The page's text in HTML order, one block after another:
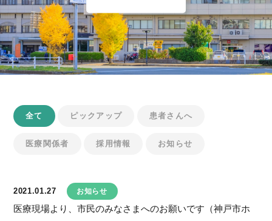
全て ピックアップ 患者さんへ
医療関係者 採用情報 お知らせ
2021.01.27 お知らせ
医療現場より、市民のみなさまへのお願いです（神戸市ホ